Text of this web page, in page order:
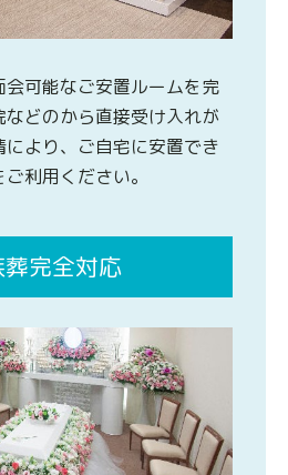
可能なご安置ルームを完
どのから直接受け入れが
より、ご自宅に安置でき
利用ください。
完全対応